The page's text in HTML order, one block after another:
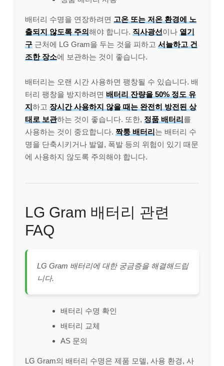
배터리 수명을 연장하려면 고온 또는 저온 환경에 노
출되지 않도록 주의해야 합니다. 직사광선이나 열기
구 근처에 LG Gram을 두는 것을 피하고 서늘하고 건
조한 장소에 보관하는 것이 좋습니다.
배터리는 오랜 시간 사용하면 팽창될 수 있습니다. 배
터리 팽창을 방지하려면 배터리 잔량을 50% 정도 유
지하고 장시간 사용하지 않을 때는 완전히 방전된 상
태로 보관하는 것이 좋습니다. 또한, 정품 배터리를
사용하는 것이 중요합니다. 짝퉁 배터리는 배터리 수
명을 단축시키거나 발열, 폭발 등의 위험이 있기 때문
에 사용하지 않도록 주의해야 합니다.
LG Gram 배터리 관련
FAQ
LG Gram 배터리에 대한 궁금증을 해결해드립
니다.
배터리 수명 확인
배터리 교체
AS 문의
LG Gram의 배터리 수명은 제품 모델, 사용 환경, 사